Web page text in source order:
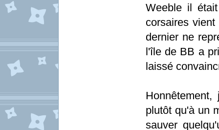
Weeble il
corsaires
dernier ne
l'île de BB a
laissé
plutôt qu'à un
sauver